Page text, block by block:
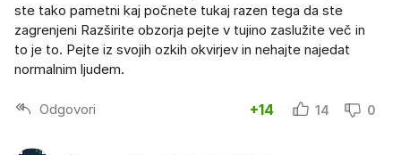
ste tako pametni kaj počnete tukaj razen tega da ste
zagrenjeni Razširite obzorja pejte v tujino zaslužite več in
to je to. Pejte iz svojih ozkih okvirjev in nehajte najedat
normalnim ljudem.
Odgovori +14 14 0